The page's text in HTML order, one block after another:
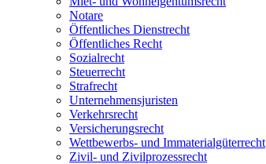
Notare
Öffentliches Dienstrecht
Öffentliches Recht
Sozialrecht
Steuerrecht
Strafrecht
Unternehmensjuristen
Verkehrsrecht
Versicherungsrecht
Wettbewerbs- und Immaterialgüterrecht
Zivil- und Zivilprozessrecht